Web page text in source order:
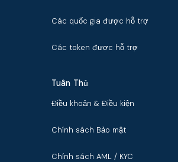
Các quốc gia được hỗ trợ
Các token được hỗ trợ
Tuân Thủ
Điều khoản & Điều kiện
Chính sách Bảo mật
Chính sách AML / KYC